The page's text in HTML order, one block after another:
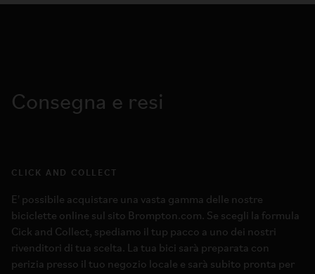
Consegna e resi
CLICK AND COLLECT
E' possibile acquistare una vasta gamma delle nostre
biciclette online sul sito Brompton.com. Se scegli la formula
Cick and Collect, spediamo il tup pacco a uno dei nostri
rivenditori di tua scelta. La tua bici sarà preparata con
perizia presso il tuo negozio locale e sarà subito pronta per